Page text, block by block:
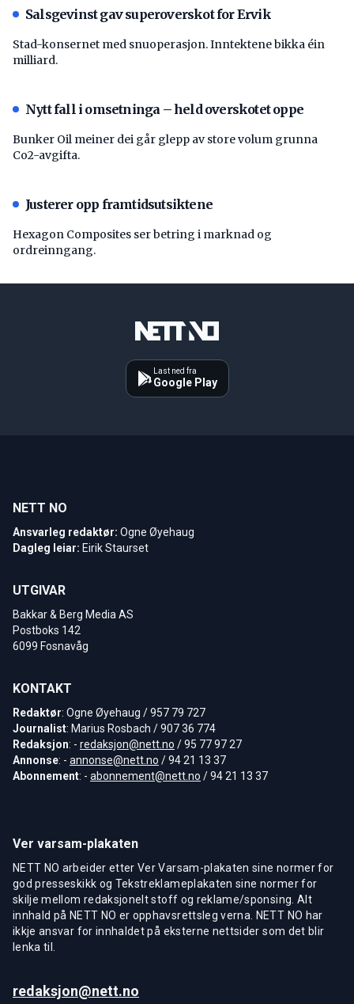
Salsgevinst gav superoverskot for Ervik
Stad-konsernet med snuoperasjon. Inntektene bikka éin
milliard.
Nytt fall i omsetninga – held overskotet oppe
Bunker Oil meiner dei går glepp av store volum grunna
Co2-avgifta.
Justerer opp framtidsutsiktene
Hexagon Composites ser betring i marknad og
ordreinngang.
Last ned fra
Google Play
NETT NO
Ansvarleg redaktør: Ogne Øyehaug
Dagleg leiar: Eirik Staurset
UTGIVAR
Bakkar & Berg Media AS
Postboks 142
6099 Fosnavåg
KONTAKT
Redaktør: Ogne Øyehaug / 957 79 727
Journalist: Marius Rosbach / 907 36 774
Redaksjon: - redaksjon@nett.no / 95 77 97 27
Annonse: - annonse@nett.no / 94 21 13 37
Abonnement: - abonnement@nett.no / 94 21 13 37
Ver varsam-plakaten
NETT NO arbeider etter Ver Varsam-plakaten sine normer for
god presseskikk og Tekstreklameplakaten sine normer for
skilje mellom redaksjonelt stoff og reklame/sponsing. Alt
innhald på NETT NO er opphavsrettsleg verna. NETT NO har
ikkje ansvar for innhaldet på eksterne nettsider som det blir
lenka til.
redaksjon@nett.no